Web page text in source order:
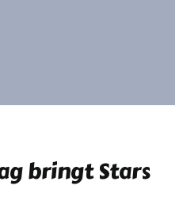
bringt Stars